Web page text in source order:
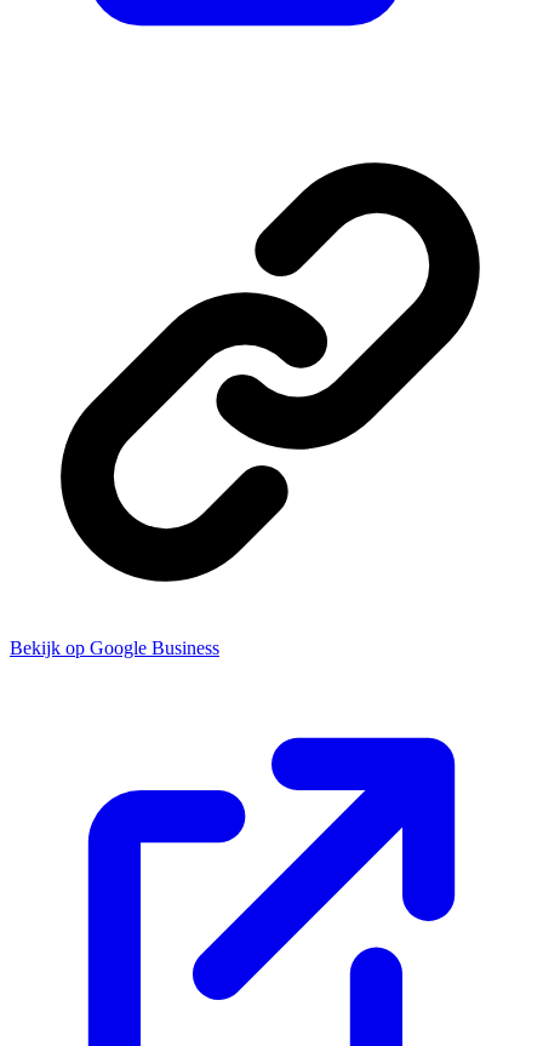
Bekijk op Google Business